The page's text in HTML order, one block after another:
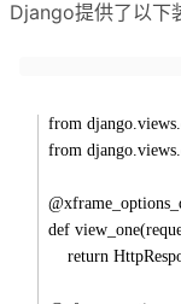
Django提供了以下
from
from
def
return